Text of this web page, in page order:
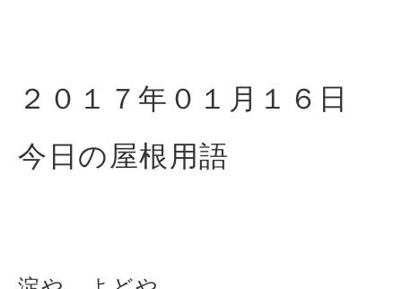
２０１７年０１月１６ 日
今日の屋根用語